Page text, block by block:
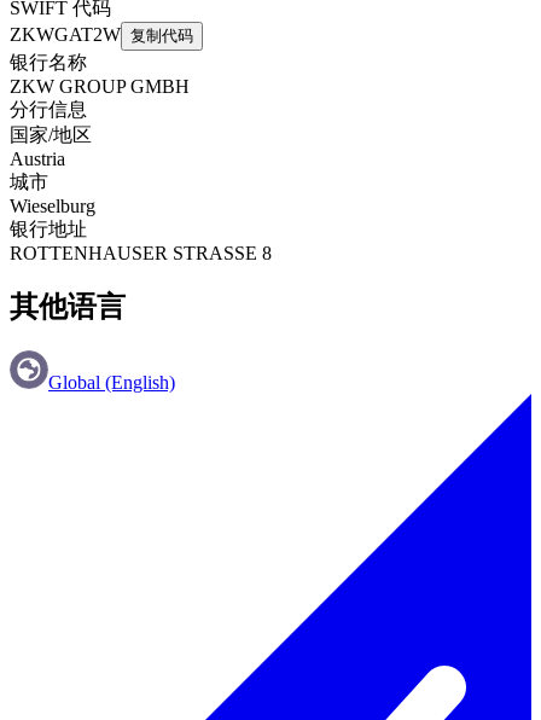
SWIFT 代码
ZKWGAT2W 复制代码
银行名称
ZKW GROUP GMBH
分行信息
国家/地区
Austria
城市
Wieselburg
银行地址
ROTTENHAUSER STRASSE 8
其他语言
Global (English)